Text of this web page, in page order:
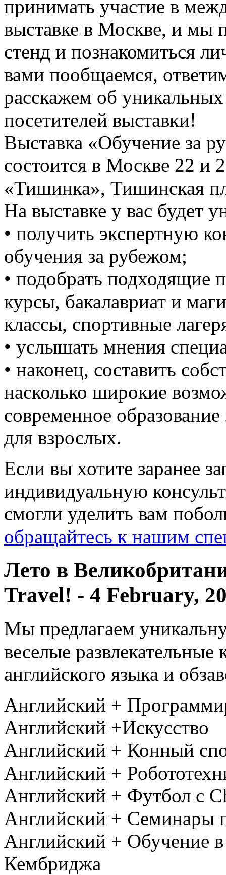
принимать участие в
выставке в Москве, и мы
стенд и познакомиться
вами пообщаемся,
расскажем об
посетителей выставки!
Выставка «Обучение за
состоится в Москве 22 и
«Тишинка», Тишинская
На выставке у вас будет
• получить экспертную
обучения за рубежом;
• подобрать
курсы, бакалавриат и
классы, спортивные
• услышать мнения
• наконец, составить
насколько широкие
современное
для взрослых.
Если вы хотите заранее
индивидуальную
смогли уделить вам
обращайтесь к нашим
Лето в
Travel! - 4 February,
Мы предлагаем
веселые
английского языка и
Английский +
Английский +Искусство
Английский + Конный
Английский +
Английский + Футбол с
Английский + Семинары
Английский + Обучение
Кембриджа